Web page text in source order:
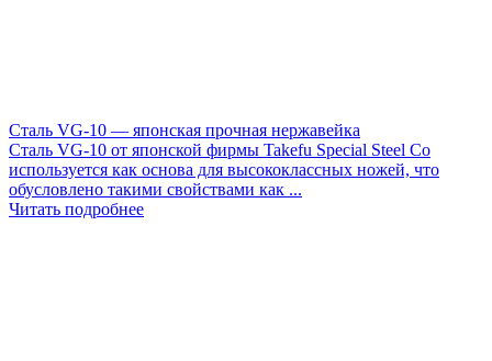
Сталь VG-10 — японская прочная нержавейка
Сталь VG-10 от японской фирмы Takefu Special Steel Co
используется как основа для высококлассных ножей, что
обусловлено такими свойствами как ...
Читать подробнее